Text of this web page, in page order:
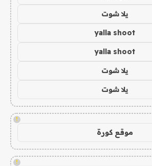
يلا شوت
yalla shoot
yalla shoot
يلا شوت
يلا شوت
!
موقع كورة
!